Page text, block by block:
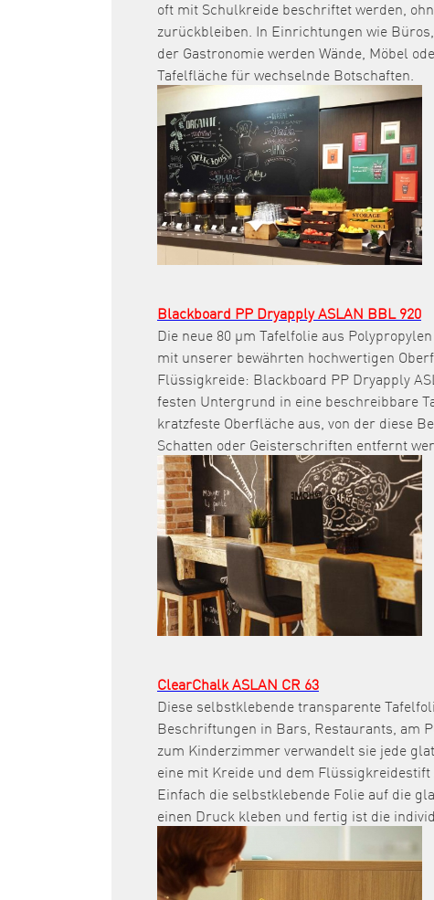
oft mit Schulkreide beschriftet werden,
zurückbleiben. In Einrichtungen wie
der Gastronomie werden Wände, Möbel
Tafelfläche für wechselnde Botschaften.
Blackboard PP Dryapply ASLAN BBL 920
Die neue 80 µm Tafelfolie aus
mit unserer bewährten hochwertigen
Flüssigkreide: Blackboard PP Dryapply
festen Untergrund in eine beschreibbare
kratzfeste Oberfläche aus, von der diese
Schatten oder Geisterschriften entfernt
ClearChalk ASLAN CR 63
Diese selbstklebende transparente
Beschriftungen in Bars, Restaurants, am
zum Kinderzimmer verwandelt sie jede
eine mit Kreide und dem Flüssigkreidestift
Einfach die selbstklebende Folie auf die
einen Druck kleben und fertig ist die